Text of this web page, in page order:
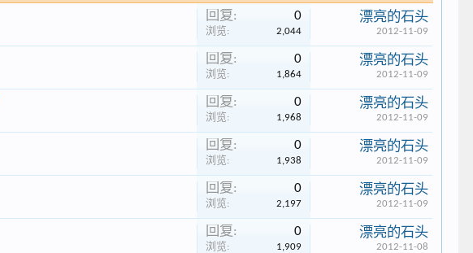
回复: 0
浏览: 2,044
漂亮的石头
2012-11-09
回复: 0
浏览: 1,864
漂亮的石头
2012-11-09
回复: 0
浏览: 1,968
漂亮的石头
2012-11-09
回复: 0
浏览: 1,938
漂亮的石头
2012-11-09
回复: 0
浏览: 2,197
漂亮的石头
2012-11-09
回复: 0
浏览: 1,909
漂亮的石头
2012-11-08